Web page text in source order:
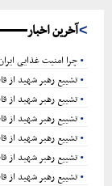
س
ت
و
آخرین اخبار
چرا امنیت غذایی
تشییع رهبر شهید از
تشییع رهبر شهید
تشییع رهبر شهید از
تشییع رهبر شهید از
تشییع رهبر شهید از
تشییع رهبر شهید از